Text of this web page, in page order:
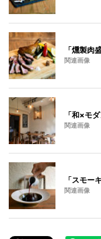
「燻製肉
関連画像
「和×モ
関連画像
「スモー
関連画像